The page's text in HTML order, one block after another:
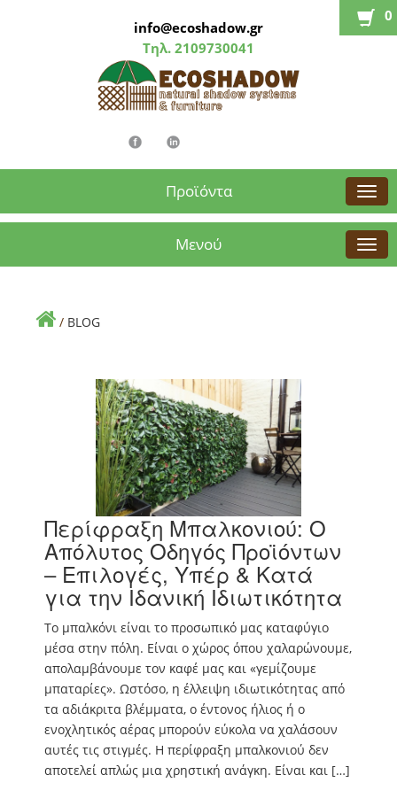
info@ecoshadow.gr
Τηλ. 2109730041
0
Προϊόντα
Μενού
/ BLOG
Περίφραξη Μπαλκονιού: Ο
Απόλυτος Οδηγός Προϊόντων
– Επιλογές, Υπέρ & Κατά
για την Ιδανική Ιδιωτικότητα
Το μπαλκόνι είναι το προσωπικό μας καταφύγιο
μέσα στην πόλη. Είναι ο χώρος όπου χαλαρώνουμε,
απολαμβάνουμε τον καφέ μας και «γεμίζουμε
μπαταρίες». Ωστόσο, η έλλειψη ιδιωτικότητας από
τα αδιάκριτα βλέμματα, ο έντονος ήλιος ή ο
ενοχλητικός αέρας μπορούν εύκολα να χαλάσουν
αυτές τις στιγμές. Η περίφραξη μπαλκονιού δεν
αποτελεί απλώς μια χρηστική ανάγκη. Είναι και […]